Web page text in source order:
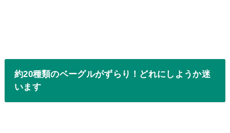
約20種類のベーグルがずらり！どれにしようか迷
います